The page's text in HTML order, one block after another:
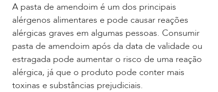
A pasta de amendoim é um dos principais
alérgenos alimentares e pode causar reações
alérgicas graves em algumas pessoas. Consumir
pasta de amendoim após da data de validade ou
estragada pode aumentar o risco de uma reação
alérgica, já que o produto pode conter mais
toxinas e substâncias prejudiciais.